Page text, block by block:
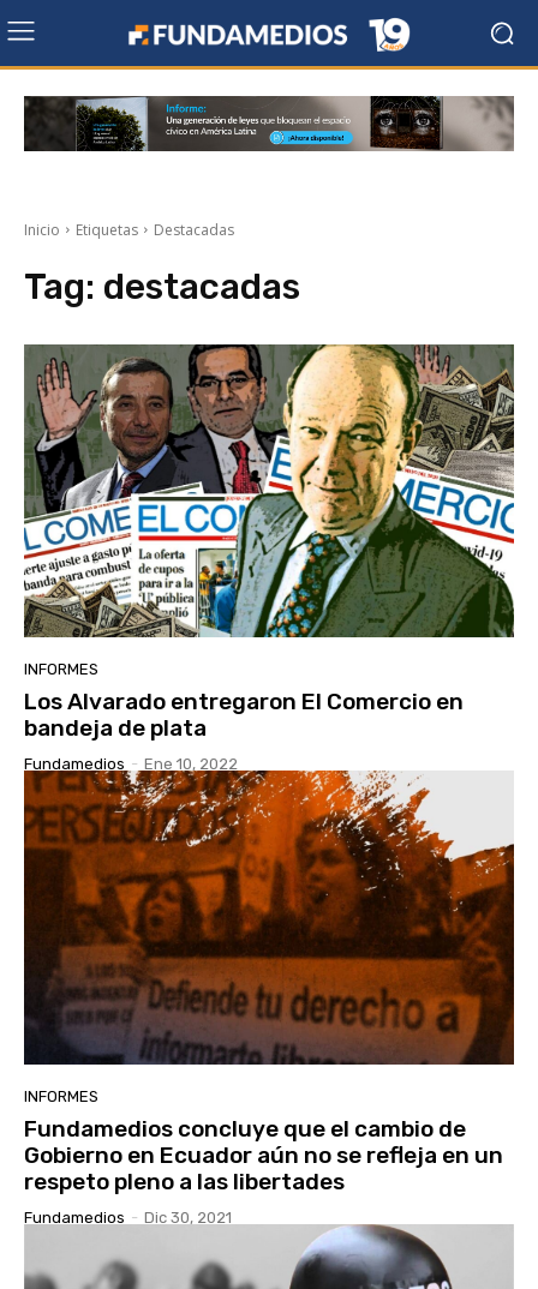
Inicio Etiquetas Destacadas
Tag: destacadas
INFORMES
Los Alvarado entregaron El Comercio en
bandeja de plata
Fundamedios - Ene 10, 2022
INFORMES
Fundamedios concluye que el cambio de
Gobierno en Ecuador aún no se refleja en un
respeto pleno a las libertades
Fundamedios - Dic 30, 2021